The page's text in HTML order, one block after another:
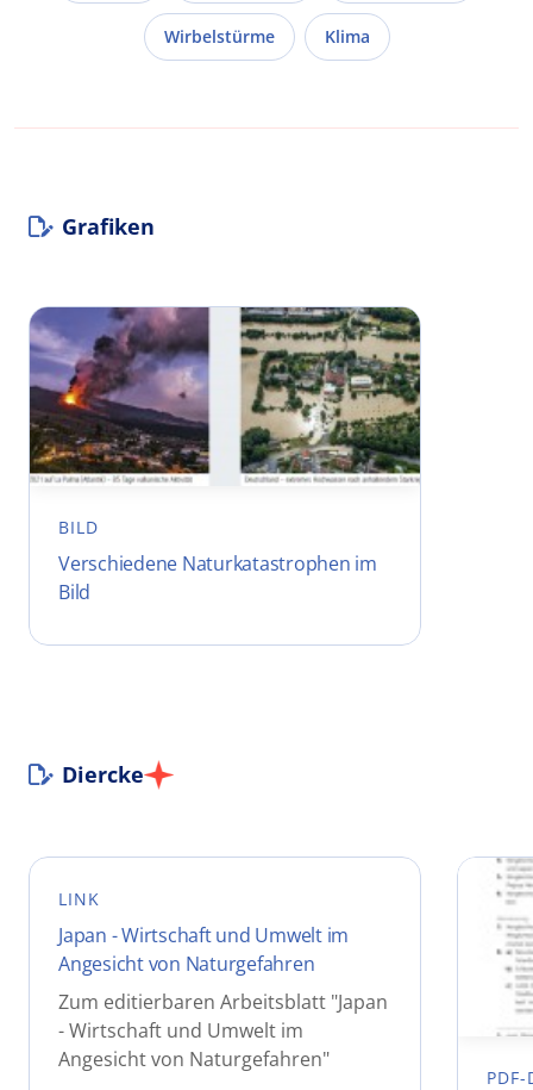
Wirbelstürme Klima
Grafiken
BILD
Verschiedene Naturkatastrophen im
Bild
Diercke
LINK
Japan - Wirtschaft und Umwelt im
Angesicht von Naturgefahren
Zum editierbaren Arbeitsblatt "Japan
- Wirtschaft und Umwelt im
Angesicht von Naturgefahren"
PDF-